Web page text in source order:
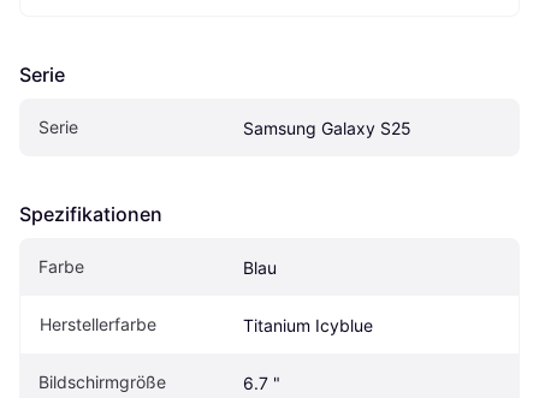
Serie
Serie Samsung Galaxy S25
Spezifikationen
Farbe Blau
Herstellerfarbe Titanium Icyblue
Bildschirmgröße 6.7 "